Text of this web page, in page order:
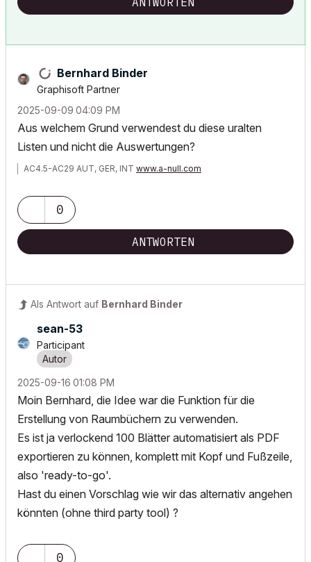
«Furthermore, I consider that Carth...yearly releases
destroyed»
Bernhard Binder
Graphisoft Partner
‎2025-09-09 04:09 PM
Aus welchem Grund verwendest du diese uralten
Listen und nicht die Auswertungen?
AC4.5-AC29 AUT, GER, INT www.a-null.com
0
ANTWORTEN
Als Antwort auf Bernhard Binder
sean-53
Participant
‎2025-09-16 01:08 PM
Moin Bernhard, die Idee war die Funktion für die
Erstellung von Raumbüchern zu verwenden.
Es ist ja verlockend 100 Blätter automatisiert als PDF
exportieren zu können, komplett mit Kopf und Fußzeile,
also 'ready-to-go'.
Hast du einen Vorschlag wie wir das alternativ angehen
könnten (ohne third party tool) ?
0